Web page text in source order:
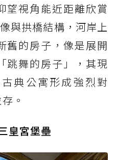
望視角能近距離欣賞
與拱橋結構，河岸上
舊的房子，像是展開
跳舞的房子」，其現
典公寓形成強烈對
。
皇宮堡壘